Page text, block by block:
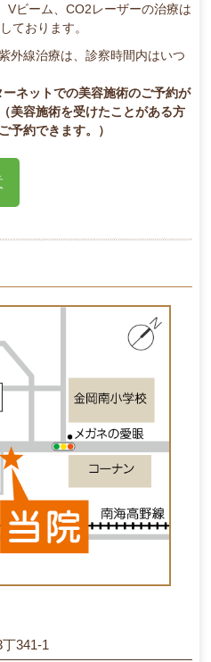
Vビーム、CO2レーザーの治療は
ております。
外線治療は、診察時間内はいつ
ネットでの美容施術のご予約が
美容施術を受けたことがある方
予約できます。）
341-1